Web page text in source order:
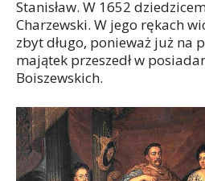
Stanisław. W 1652
Charzewski. W jego rękach
zbyt długo, ponieważ już na
majątek przeszedł w
Boiszewskich.